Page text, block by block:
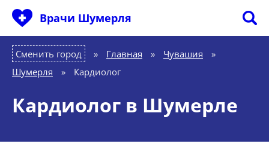
Врачи Шумерля
Сменить город Главная » Чувашия
»
Шумерля
» Кардиолог
Кардиолог в Шумерле